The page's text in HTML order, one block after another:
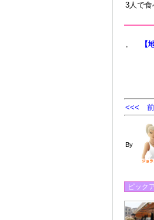
3人で食
。 【
<<< 前
By
ピック